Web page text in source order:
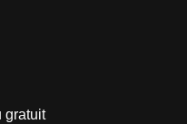
gratuit